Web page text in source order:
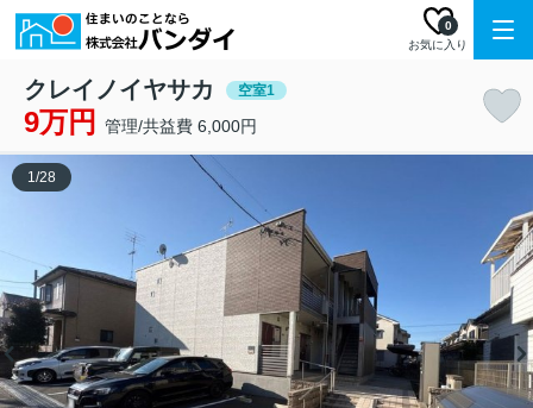
お気に入り
0
クレイノイヤサカ 空室1
9万円 管理/共益費 6,000円
1/28